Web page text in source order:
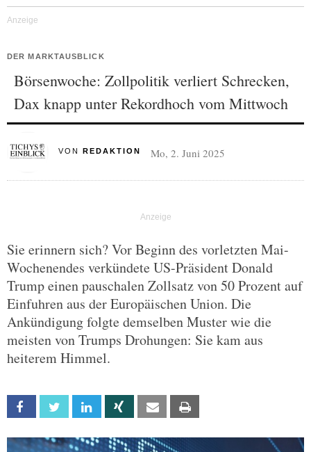
DER MARKTAUSBLICK
Börsenwoche: Zollpolitik verliert Schrecken,
Dax knapp unter Rekordhoch vom Mittwoch
VON REDAKTION Mo, 2. Juni 2025
Sie erinnern sich? Vor Beginn des vorletzten Mai-
Wochenendes verkündete US-Präsident Donald
Trump einen pauschalen Zollsatz von 50 Prozent auf
Einfuhren aus der Europäischen Union. Die
Ankündigung folgte demselben Muster wie die
meisten von Trumps Drohungen: Sie kam aus
heiterem Himmel.
Facebook Twitter Linkedin Xing Email